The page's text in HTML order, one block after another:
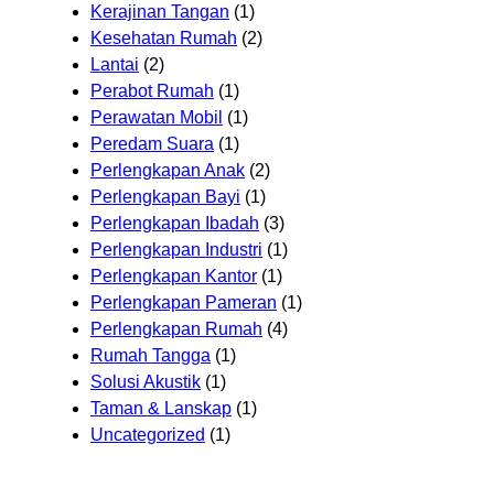
Kerajinan Tangan (1)
Kesehatan Rumah (2)
Lantai (2)
Perabot Rumah (1)
Perawatan Mobil (1)
Peredam Suara (1)
Perlengkapan Anak (2)
Perlengkapan Bayi (1)
Perlengkapan Ibadah (3)
Perlengkapan Industri (1)
Perlengkapan Kantor (1)
Perlengkapan Pameran (1)
Perlengkapan Rumah (4)
Rumah Tangga (1)
Solusi Akustik (1)
Taman & Lanskap (1)
Uncategorized (1)